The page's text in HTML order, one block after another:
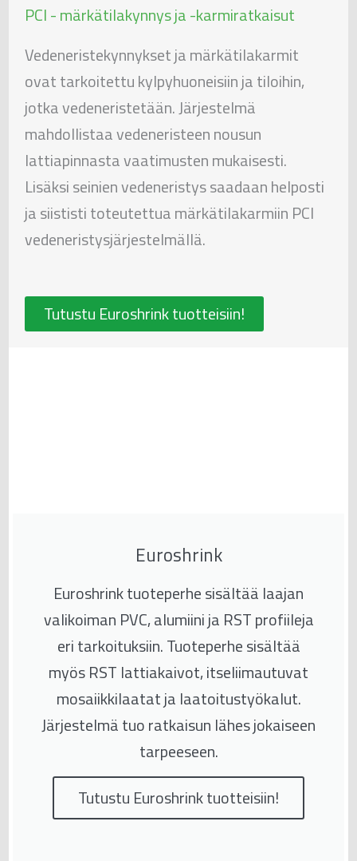
PCI - märkätilakynnys ja -karmiratkaisut
Vedeneristekynnykset ja märkätilakarmit
ovat tarkoitettu kylpyhuoneisiin ja tiloihin,
jotka vedeneristetään. Järjestelmä
mahdollistaa vedeneristeen nousun
lattiapinnasta vaatimusten mukaisesti.
Lisäksi seinien vedeneristys saadaan helposti
ja siististi toteutettua märkätilakarmiin PCI
vedeneristysjärjestelmällä.
Tutustu Euroshrink tuotteisiin!
Euroshrink
Euroshrink tuoteperhe sisältää laajan
valikoiman PVC, alumiini ja RST profiileja
eri tarkoituksiin. Tuoteperhe sisältää
myös RST lattiakaivot, itseliimautuvat
mosaiikkilaatat ja laatoitustyökalut.
Järjestelmä tuo ratkaisun lähes jokaiseen
tarpeeseen.
Tutustu Euroshrink tuotteisiin!